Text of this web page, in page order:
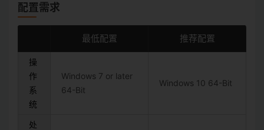
配置需求
最低配置 推荐配置
操
作
系
统
Windows 7 or later
64-Bit
Windows 10 64-Bit
处